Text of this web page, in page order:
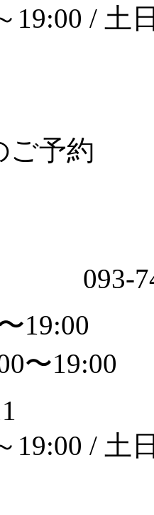
19:00 / 土
ご予約
093-
19:00
〜19:00
19:00 / 土